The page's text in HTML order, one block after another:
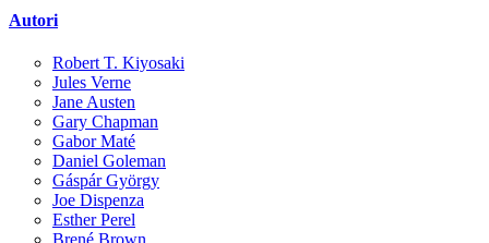
Autori
Robert T. Kiyosaki
Jules Verne
Jane Austen
Gary Chapman
Gabor Maté
Daniel Goleman
Gáspár György
Joe Dispenza
Esther Perel